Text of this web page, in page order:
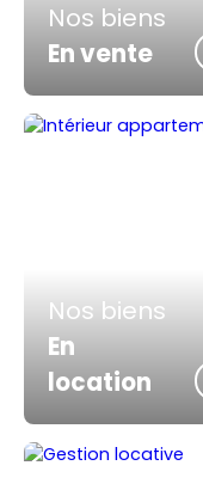
Nos biens
En vente
Nos biens
En
location